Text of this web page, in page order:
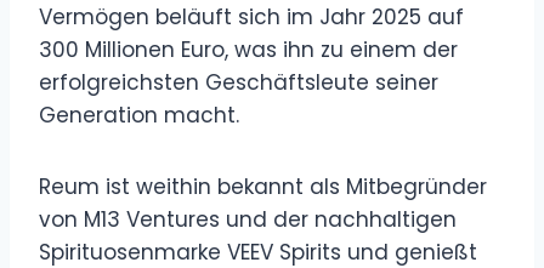
Vermögen beläuft sich im Jahr 2025 auf
300 Millionen Euro, was ihn zu einem der
erfolgreichsten Geschäftsleute seiner
Generation macht.
Reum ist weithin bekannt als Mitbegründer
von M13 Ventures und der nachhaltigen
Spirituosenmarke VEEV Spirits und genießt